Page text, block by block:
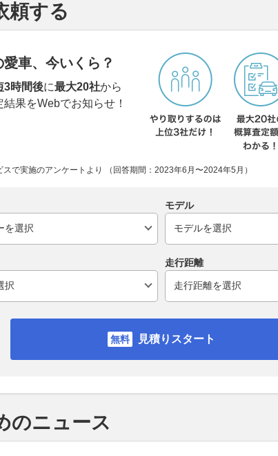
頼する
車、今いくら？
3時間後に最大20社から
果をWebでお知らせ！
で実施のアンケートより （回答期間：2023年6月〜2024年5月）
モデル
走行距離
見積りスタート
のニュース